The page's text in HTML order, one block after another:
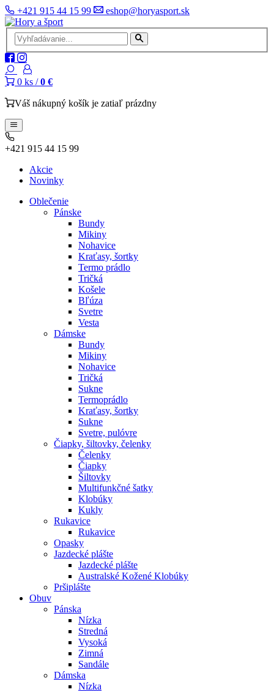
+421 915 44 15 99 eshop@horyasport.sk
0 ks / 0 €
Váš nákupný košík je zatiaľ prázdny
+421 915 44 15 99
Akcie
Novinky
Oblečenie
Pánske
Bundy
Mikiny
Nohavice
Kraťasy, šortky
Termo prádlo
Tričká
Košele
Bľúza
Svetre
Vesta
Dámske
Bundy
Mikiny
Nohavice
Tričká
Sukne
Termoprádlo
Kraťasy, šortky
Sukne
Svetre, pulóvre
Čiapky, šiltovky, čelenky
Čelenky
Čiapky
Šiltovky
Multifunkčné šatky
Klobúky
Kukly
Rukavice
Rukavice
Opasky
Jazdecké plášte
Jazdecké plášte
Australské Kožené Klobúky
Pršiplášte
Obuv
Pánska
Nízka
Stredná
Vysoká
Zimná
Sandále
Dámska
Nízka